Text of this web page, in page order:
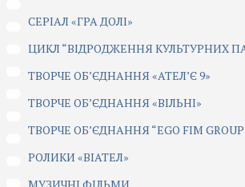
СЕРІАЛ «ГРА ДОЛІ»
ЦИКЛ “ВІДРОДЖЕННЯ КУЛЬТУРНИХ
ТВОРЧЕ ОБ’ЄДНАННЯ «АТЕЛ’Є 9»
ТВОРЧЕ ОБ’ЄДНАННЯ «ВІЛЬНІ»
ТВОРЧЕ ОБ’ЄДНАННЯ “EGO FIM
РОЛИКИ «ВІАТЕЛ»